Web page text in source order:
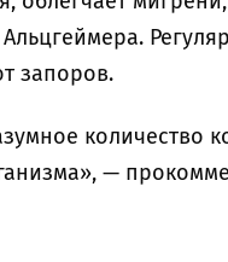
запоров.
количество
—